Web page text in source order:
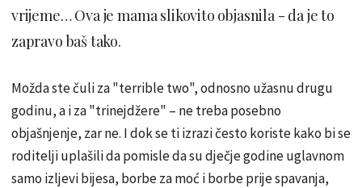
vrijeme… Ova je mama slikovito objasnila - da je to
zapravo baš tako.
Možda ste čuli za "terrible two", odnosno užasnu drugu
godinu, a i za "trinejdžere" – ne treba posebno
objašnjenje, zar ne. I dok se ti izrazi često koriste kako bi se
roditelji uplašili da pomisle da su dječje godine uglavnom
samo izljevi bijesa, borbe za moć i borbe prije spavanja,